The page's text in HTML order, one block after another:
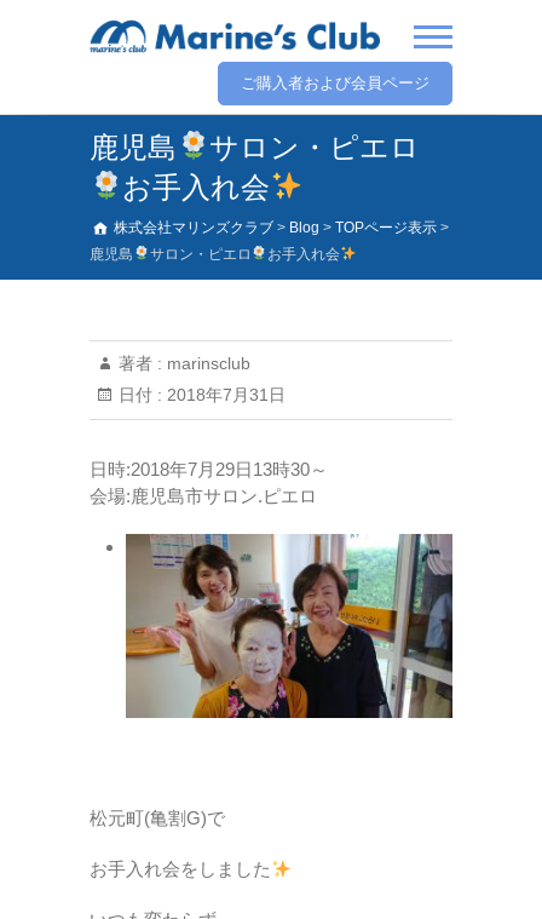
ご購入者および会員ページ
鹿児島
サロン・ピエロ
お手入れ会
株式会社マリンズクラブ > Blog > TOPページ表示 >
鹿児島
サロン・ピエロ お手入れ会
著者 : marinsclub
日付 : 2018年7月31日
日時:2018年7月29日13時30～
会場:鹿児島市サロン.ピエロ
松元町(亀割G)で
お手入れ会をしました